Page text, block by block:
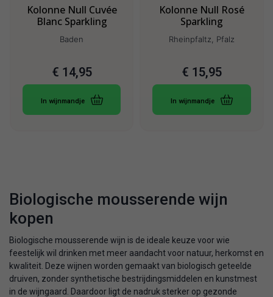
Kolonne Null Cuvée
Blanc Sparkling
Baden
€ 14,95
In wijnmandje
Kolonne Null Rosé
Sparkling
Rheinpfaltz, Pfalz
€ 15,95
In wijnmandje
Biologische mousserende wijn
kopen
Biologische mousserende wijn is de ideale keuze voor wie
feestelijk wil drinken met meer aandacht voor natuur, herkomst en
kwaliteit. Deze wijnen worden gemaakt van biologisch geteelde
druiven, zonder synthetische bestrijdingsmiddelen en kunstmest
in de wijngaard. Daardoor ligt de nadruk sterker op gezonde